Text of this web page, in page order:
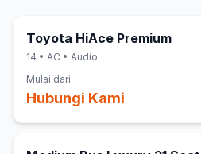
Toyota HiAce Premium
14 • AC • Audio
Mulai dari
Hubungi Kami